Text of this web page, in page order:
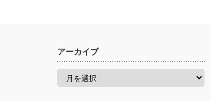
アーカイブ
ア